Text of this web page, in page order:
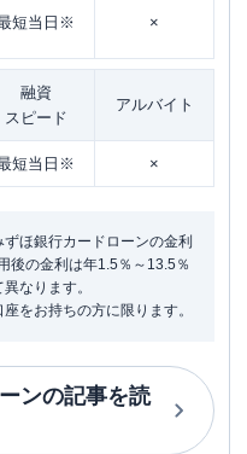
短当日※ ×
融資
スピード
アルバイト
短当日※ ×
ほ銀行カードローンの金利
後の金利は年1.5％～13.5％
なります。
をお持ちの方に限ります。
ンの記事を読